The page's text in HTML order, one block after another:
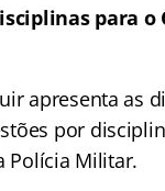
para o
apresenta as
por
Polícia Militar.